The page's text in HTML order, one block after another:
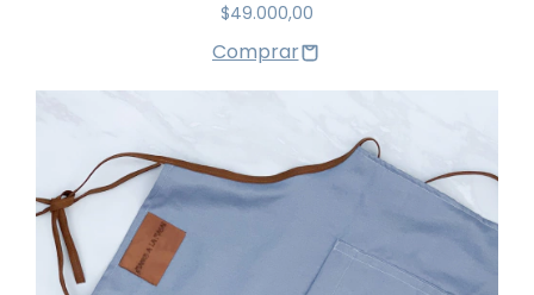
$49.000,00